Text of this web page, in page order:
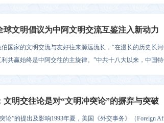
球文明倡议为中阿文明交流互鉴注入新动力
国家的文明交流与友好往来源远流长，“在漫长的历史长
共赢始终是中阿交往的主旋律。”中共十八大以来，中国
文明交往论是对“文明冲突论”的摒弃与突破
论”的提出及影响1993年夏，美国《外交事务》（Foreign